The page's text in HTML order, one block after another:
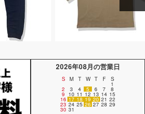
2026年08月の営業日
S M T W T F S
1
2 3 4 5 6 7 8
9 10 11 12 13 14 15
16 17 18 19 20 21 22
23 24 25 26 27 28 29
30 31